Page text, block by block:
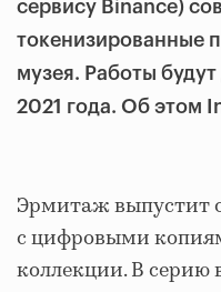
сервису Binance)
токенизированные
музея. Работы
2021 года. Об этом
Эрмитаж выпустит
с цифровыми
коллекции. В серию